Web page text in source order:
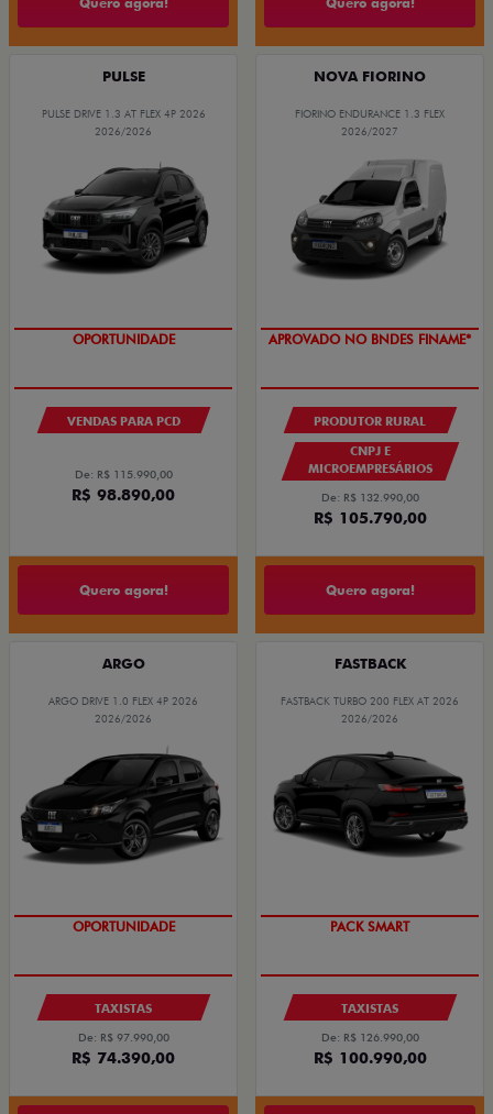
PULSE
PULSE DRIVE 1.3 AT FLEX 4P 2026
2026/2026
OPORTUNIDADE
VENDAS PARA PCD
De: R$ 115.990,00
R$ 98.890,00
Quero agora!
NOVA FIORINO
FIORINO ENDURANCE 1.3 FLEX
2026/2027
APROVADO NO BNDES FINAME*
PRODUTOR RURAL
CNPJ E
MICROEMPRESÁRIOS
De: R$ 132.990,00
R$ 105.790,00
Quero agora!
ARGO
ARGO DRIVE 1.0 FLEX 4P 2026
2026/2026
OPORTUNIDADE
TAXISTAS
De: R$ 97.990,00
R$ 74.390,00
FASTBACK
FASTBACK TURBO 200 FLEX AT 2026
2026/2026
PACK SMART
TAXISTAS
De: R$ 126.990,00
R$ 100.990,00